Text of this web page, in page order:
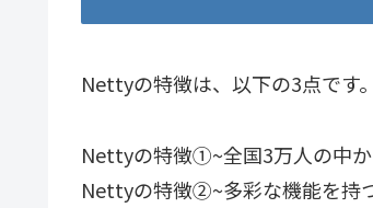
Nettyの特徴は、以下の3点です。
Nettyの特徴①~全国3万人の中
Nettyの特徴②~多彩な機能を持